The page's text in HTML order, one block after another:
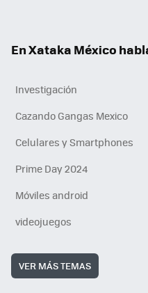
En Xataka México
Investigación
Cazando Gangas Mexico
Celulares y Smartphones
Prime Day 2024
Móviles android
videojuegos
VER MÁS TEMAS